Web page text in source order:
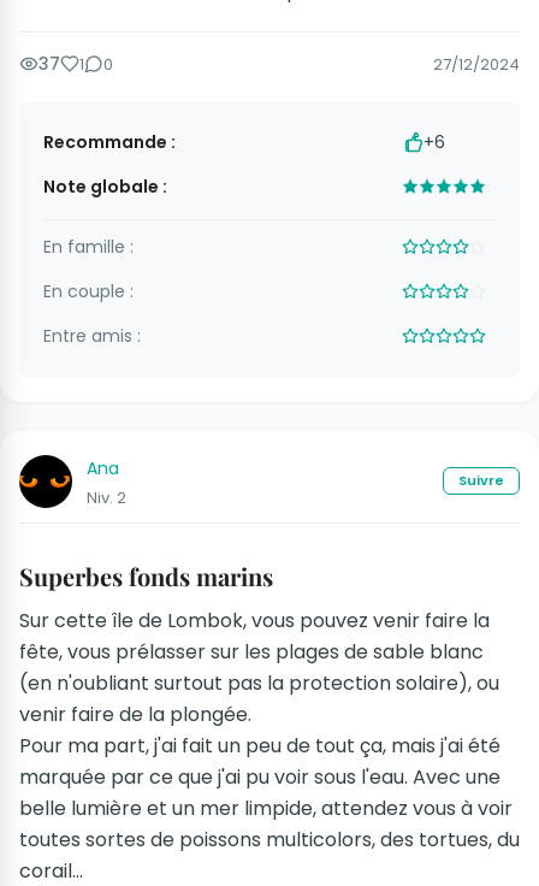
37 1 0 27/12/2024
Recommande :
+6
Note globale :
En famille :
En couple :
Entre amis :
Ana
Niv. 2
Suivre
Superbes fonds marins
Sur cette île de Lombok, vous pouvez venir faire la
fête, vous prélasser sur les plages de sable blanc
(en n'oubliant surtout pas la protection solaire), ou
venir faire de la plongée.
Pour ma part, j'ai fait un peu de tout ça, mais j'ai été
marquée par ce que j'ai pu voir sous l'eau. Avec une
belle lumière et un mer limpide, attendez vous à voir
toutes sortes de poissons multicolors, des tortues, du
corail...